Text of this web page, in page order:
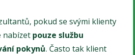
pokud se svými klienty
nabízet pouze službu
pokynů. Často tak klient